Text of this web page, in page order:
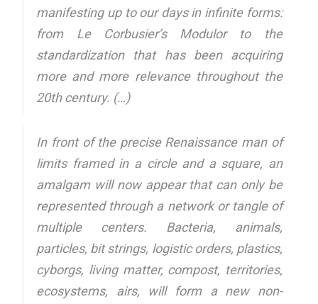
manifesting up to our days in infinite forms:
from Le Corbusier’s Modulor to the
standardization that has been acquiring
more and more relevance throughout the
20th century. (…)
In front of the precise Renaissance man of
limits framed in a circle and a square, an
amalgam will now appear that can only be
represented through a network or tangle of
multiple centers. Bacteria, animals,
particles, bit strings, logistic orders, plastics,
cyborgs, living matter, compost, territories,
ecosystems, airs, will form a new non-